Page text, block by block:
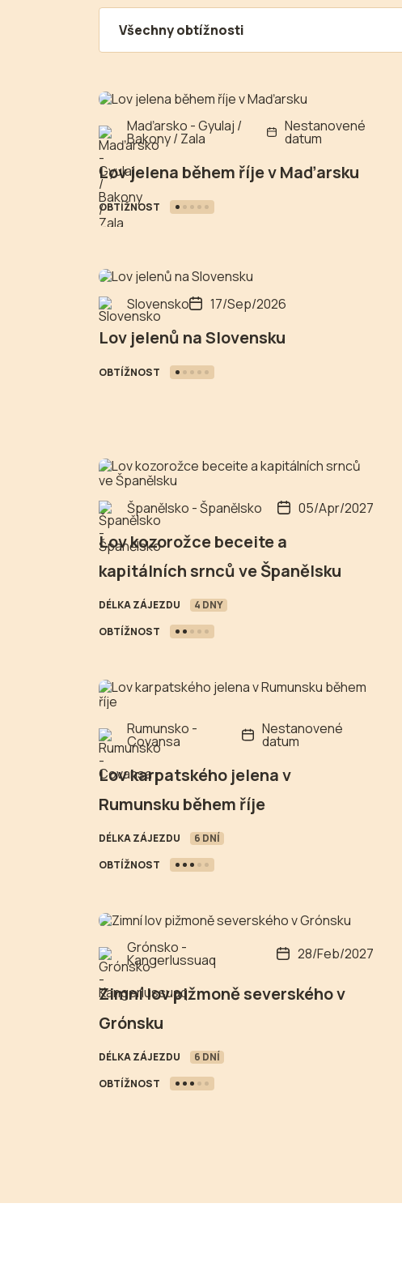
Všechny obtížnosti
Maďarsko - Gyulaj /
Bakony / Zala
Nestanovené
datum
Lov jelena během říje v Maďarsku
OBTÍŽNOST
Slovensko 17/Sep/2026
Lov jelenů na Slovensku
OBTÍŽNOST
Španělsko - Španělsko 05/Apr/2027
Lov kozorožce beceite a
kapitálních srnců ve Španělsku
DÉLKA ZÁJEZDU
4 DNY
OBTÍŽNOST
Rumunsko -
Covansa
Nestanovené
datum
Lov karpatského jelena v
Rumunsku během říje
DÉLKA ZÁJEZDU
6 DNÍ
OBTÍŽNOST
Grónsko -
Kangerlussuaq 28/Feb/2027
Zimní lov pižmoně severského v
Grónsku
DÉLKA ZÁJEZDU
6 DNÍ
OBTÍŽNOST